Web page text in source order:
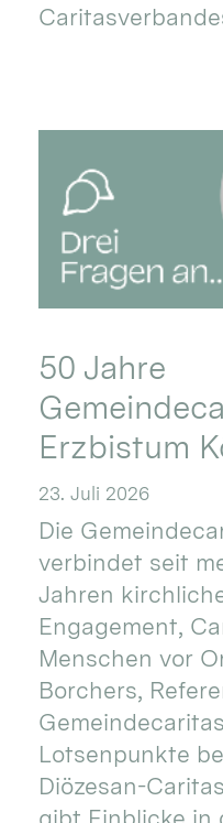
50 Jahre
Erzbistum
23. Juli 2026
Die
verbindet seit
Jahren
Engagement,
Menschen vor
Borchers,
Lotsenpunkte
Diözesan-